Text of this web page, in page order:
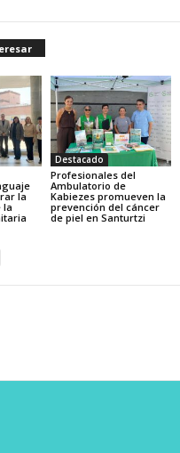
la
la
Destacado
Profesionales del
Ambulatorio de
Kabiezes promueven la
prevención del cáncer
de piel en Santurtzi